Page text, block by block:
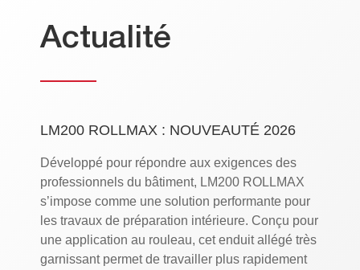
Actualité
LM200 ROLLMAX : NOUVEAUTÉ 2026
Développé pour répondre aux exigences des
professionnels du bâtiment, LM200 ROLLMAX
s’impose comme une solution performante pour
les travaux de préparation intérieure. Conçu pour
une application au rouleau, cet enduit allégé très
garnissant permet de travailler plus rapidement